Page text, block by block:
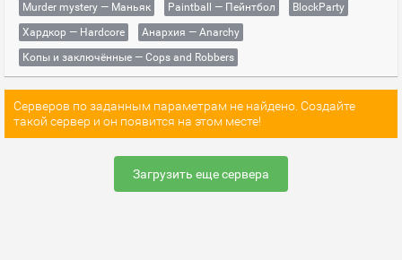
Murder mystery — Маньяк
Paintball — Пейнтбол
BlockParty
Хардкор — Hardcore
Анархия — Anarchy
Копы и заключённые — Cops and Robbers
Серверов по заданным параметрам не найдено. Создайте
такой сервер и он появится на этом месте!
Загрузить еще сервера